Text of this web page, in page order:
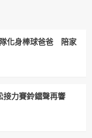
化身棒球爸爸 陪家
接力賽鈴鐺聲再響